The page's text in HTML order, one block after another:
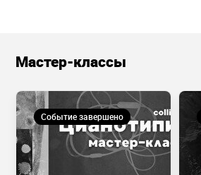
Мастер-классы
Событие завершено